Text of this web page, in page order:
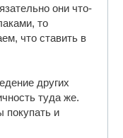
они что-
то
что ставить в
других
туда же.
покупать и